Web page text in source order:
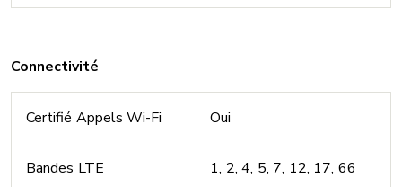
Connectivité
Certifié Appels Wi-Fi Oui
Bandes LTE 1, 2, 4, 5, 7, 12, 17, 66